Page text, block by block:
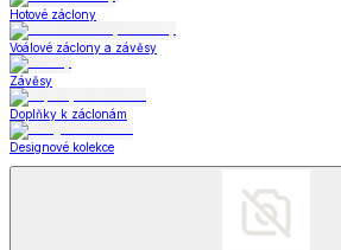
Hotové záclony
Voálové záclony a závěsy
Závěsy
Doplňky k záclonám
Designové kolekce